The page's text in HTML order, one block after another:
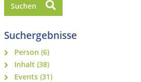
Suchen
Suchergebnisse
Person (6)
Inhalt (38)
Events (31)